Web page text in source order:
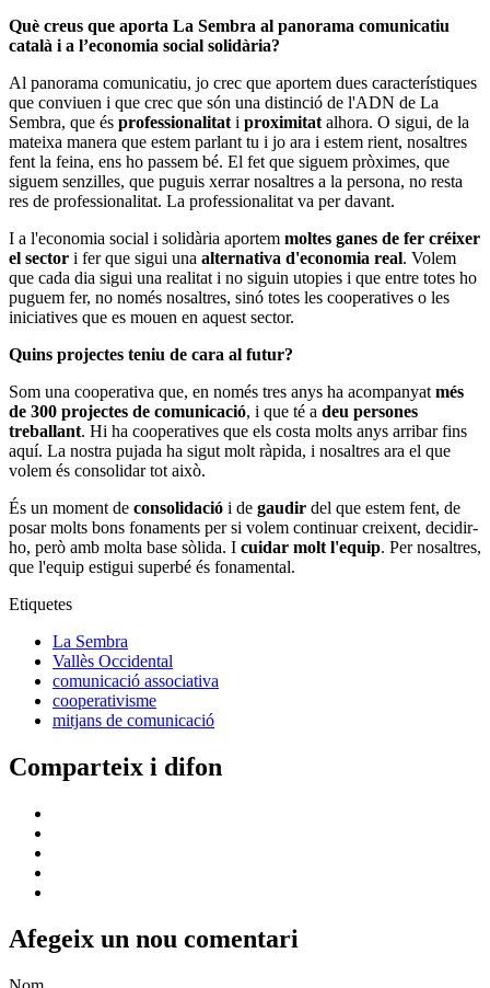
Què creus que aporta La Sembra al panorama comunicatiu
català i a l’economia social solidària?
Al panorama comunicatiu, jo crec que aportem dues característiques
que conviuen i que crec que són una distinció de l'ADN de La
Sembra, que és professionalitati proximitatalhora. O sigui, de la
mateixa manera que estem parlant tu i jo ara i estem rient, nosaltres
fent la feina, ens ho passem bé. El fet que siguem pròximes, que
siguem senzilles, que puguis xerrar nosaltres a la persona, no resta
res de professionalitat. La professionalitat va per davant.
I a l'economia social i solidària aportem moltes ganes de fer créixer
el sector i fer que sigui una alternativa d'economia real. Volem
que cada dia sigui una realitat i no siguin utopies i que entre totes ho
puguem fer, no només nosaltres, sinó totes les cooperatives o les
iniciatives que es mouen en aquest sector.
Quins projectes teniu de cara al futur?
Som una cooperativa que, en només tres anys ha acompanyatmés
de 300 projectes de comunicació, i que té a deu persones
treballant. Hi ha cooperatives que els costa molts anys arribar fins
aquí. La nostra pujada ha sigut molt ràpida, i nosaltres ara el que
volem és consolidar tot això.
És un moment de consolidació i de gaudir del que estem fent, de
posar molts bons fonaments per si volem continuar creixent, decidir-
ho, però amb molta base sòlida. I cuidar molt l'equip. Per nosaltres,
que l'equip estigui superbé és fonamental.
Etiquetes
La Sembra
Vallès Occidental
comunicació associativa
cooperativisme
mitjans de comunicació
Comparteix i difon
Afegeix un nou comentari